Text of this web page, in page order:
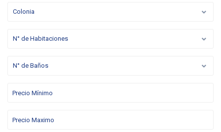
Colonia
N° de Habitaciones
N° de Baños